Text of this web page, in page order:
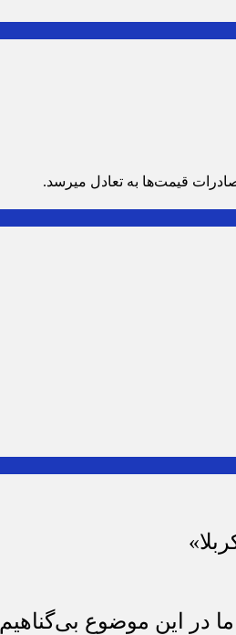
در این موضوع بی‌گناهیم